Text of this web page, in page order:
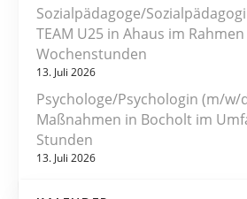
Sozialpädagoge/
TEAM U25 in Ahaus im
Wochenstunden
13. Juli 2026
Psychologe/Psychologin (m/w/
Maßnahmen in Bocholt im
Stunden
13. Juli 2026